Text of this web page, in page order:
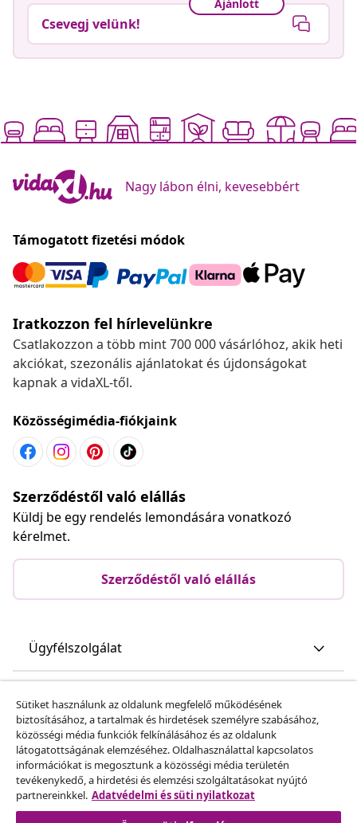
Ajánlott
Csevegj velünk!
Nagy lábon élni, kevesebbért
Támogatott fizetési módok
Iratkozzon fel hírlevelünkre
Csatlakozzon a több mint 700 000 vásárlóhoz, akik heti
akciókat, szezonális ajánlatokat és újdonságokat
kapnak a vidaXL-től.
Közösségimédia-fiókjaink
Szerződéstől való elállás
Küldj be egy rendelés lemondására vonatkozó
kérelmet.
Szerződéstől való elállás
Ügyfélszolgálat
vidaXL
Fedezz fel többet
Sütiket használunk az oldalunk megfelelő működésének
biztosításához, a tartalmak és hirdetések személyre szabásához,
közösségi média funkciók felkínálásához és az oldalunk
látogatottságának elemzéséhez. Oldalhasználattal kapcsolatos
információkat is megosztunk a közösségi média területén
tevékenykedő, a hirdetési és elemzési szolgáltatásokat nyújtó
partnereinkkel. Adatvédelmi és süti nyilatkozat